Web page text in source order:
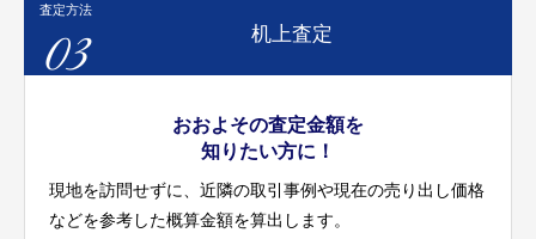
査定方法
03 机上査定
おおよその査定金額を
知りたい方に！
現地を訪問せずに、近隣の取引事例や現在の売り出し価格
などを参考した概算金額を算出します。